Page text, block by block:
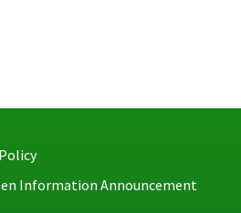
Information Announcement